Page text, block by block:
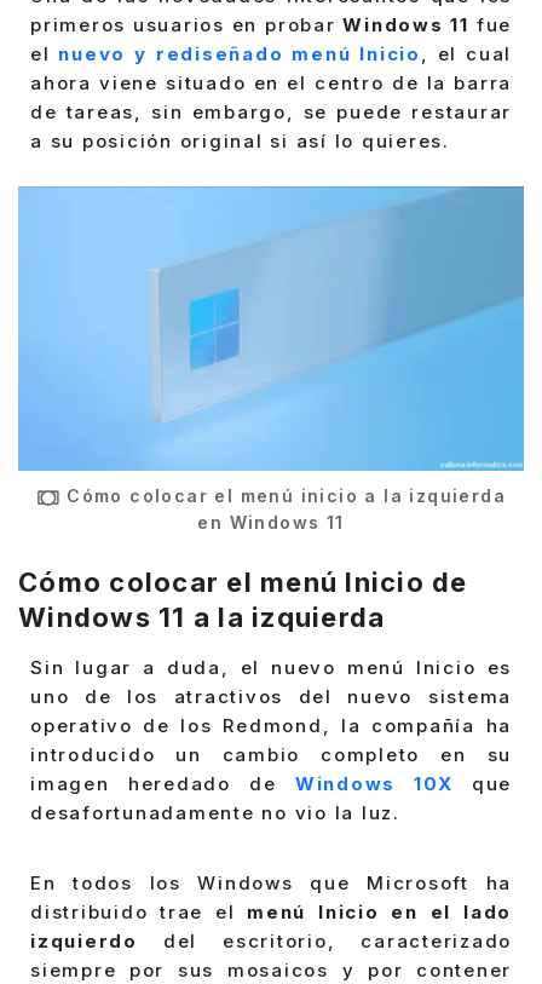
primeros usuarios en probarWindows 11 fue
el nuevo y rediseñado menú Inicio , el cual
ahora viene situado en el centro de la barra
de tareas, sin embargo, se puede restaurar
a su posición original si así lo quieres.
Cómo colocar el menú inicio a la izquierda
en Windows 11
Cómo colocar el menú Inicio de
Windows 11 a la izquierda
Sin lugar a duda, el nuevo menú Inicio es
uno de los atractivos del nuevo sistema
operativo de los Redmond, la compañía ha
introducido un cambio completo en su
imagen heredado de Windows 10X que
desafortunadamente no vio la luz.
En todos los Windows que Microsoft ha
distribuido trae el menú Inicio en el lado
izquierdo
del escritorio, caracterizado
siempre por sus mosaicos y por contener